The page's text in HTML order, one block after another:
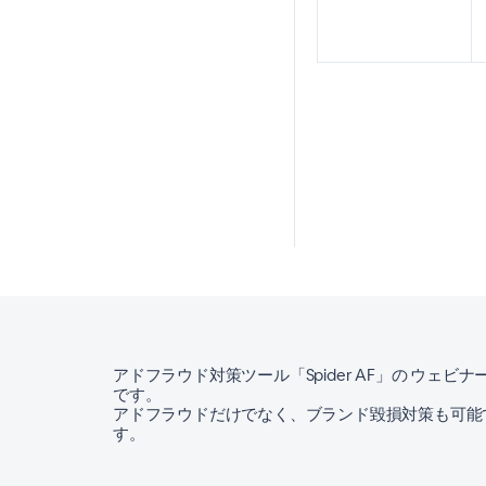
アドフラウド対策ツール「Spider AF」の ウェビナ
です。
アドフラウドだけでなく、ブランド毀損対策も可能
す。